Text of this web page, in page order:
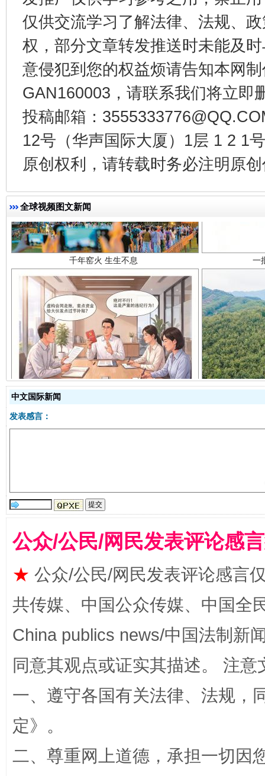
仅供交流学习了解法律、法规、
权，部分文章转发推送时未能及
意侵犯到您的权益烦请告知本网
GAN160003，请联系我们将立即
投稿邮箱：
12号（华声国际大厦）1层 1 2 1
原创权利，请转载时务必注明原
全球视频图文新闻
东山县通报“牛蛙产品抗生素超标问题” 法
千年窑火 生生不息 一
揭开“小金库”的免责幌子
受贿1.44亿！段成刚被判无期
全民健身五年计划来了！等你上场
中文国际新闻
发表感言：
公众/公民/网民发表评论感
★ 公众/公民/网民发表评论感言
共传媒、中国公众传媒、中国全
China publics news/中国法制新
同意其观点或证实其描述。 注
一、遵守各国有关法律、法规，
定》。
二、尊重网上道德，承担一切因